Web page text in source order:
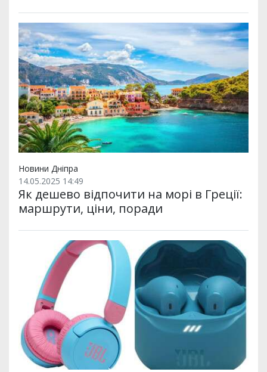
Новини Дніпра
14.05.2025 14:49
Як дешево відпочити на морі в Греції:
маршрути, ціни, поради